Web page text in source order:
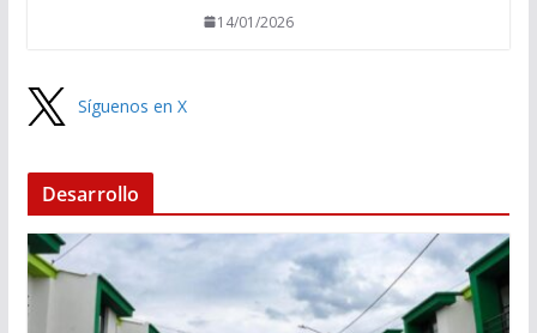
14/01/2026
Síguenos en X
Desarrollo